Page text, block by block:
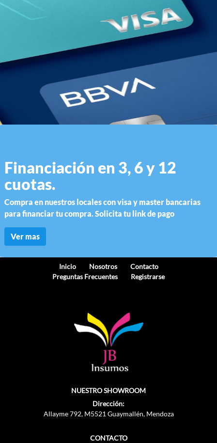
Financiación en 3, 6 y 12
cuotas.
Compra en nuestros locales con visa y master bancarias
para financiar tu compra. Solicita tu link de pago
Ver mas
Inicio Nosotros
Contacto
Preguntas Frecuentes
Registrarse
NUESTRO SHOWROOM
Dirección:
Allayme 792, M5521 Guaymallén, Mendoza
CONTACTO